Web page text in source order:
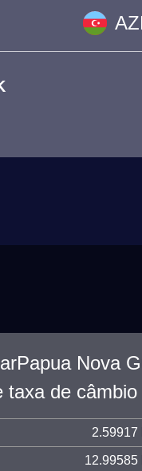
Nova
taxa de câmbio
2.59917
12.99585